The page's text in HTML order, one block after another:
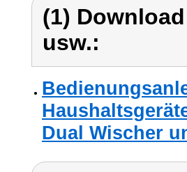
(1)
usw.:
Dual Wischer